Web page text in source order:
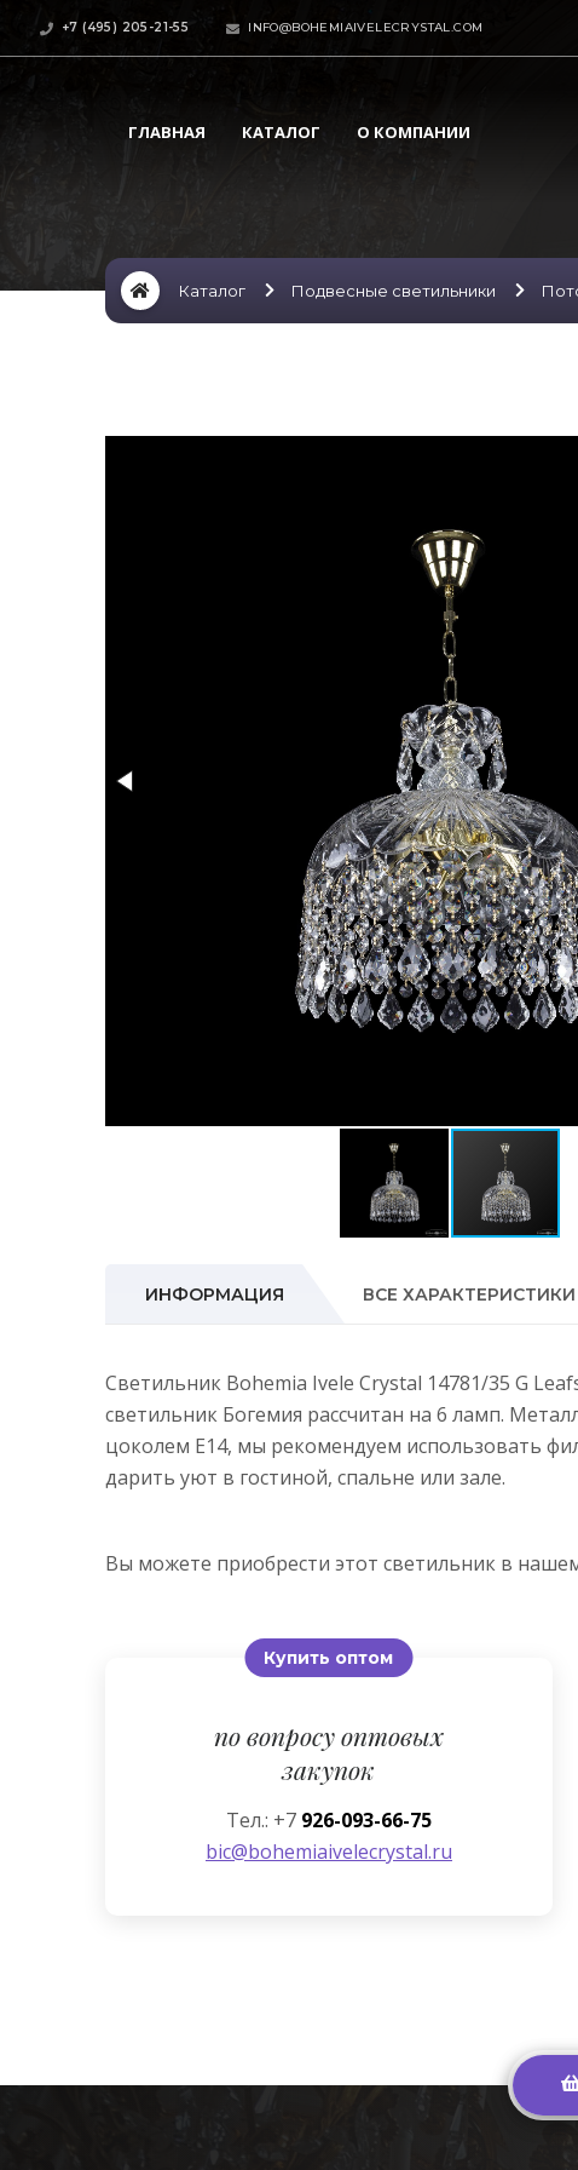
+7 (495) 205-21-55 INFO@BOHEMIAIVELECRYSTAL.COM
ГЛАВНАЯ КАТАЛОГ О КОМПАНИИ
Каталог Подвесные светильники
ИНФОРМАЦИЯ ВСЕ ХАРАКТЕРИСТИКИ
Светильник Bohemia Ivele Crystal 14781/35 G
светильник Богемия рассчитан на 6 ламп.
цоколем E14, мы рекомендуем использовать
дарить уют в гостиной, спальне или зале.
Вы можете приобрести этот светильник в
Купить оптом
по вопросу оптовых
закупок
Тел.: +7 926-093-66-75
bic@bohemiaivelecrystal.ru